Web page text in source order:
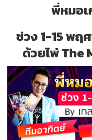
พี่หมอเ
ช่วง 1-15 พฤ
ด้วยไพ่ The